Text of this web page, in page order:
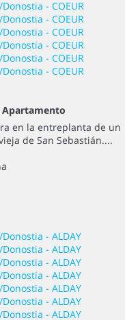
Apartamento
en la entreplanta de un
de San Sebastián....